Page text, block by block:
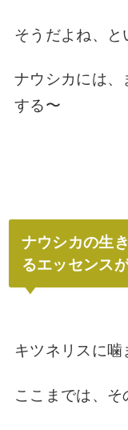
そうだよね、 と
ナウシカには、
する〜
ナウシカの生
るエッセンス
キツネリスに噛
ここまでは、そ